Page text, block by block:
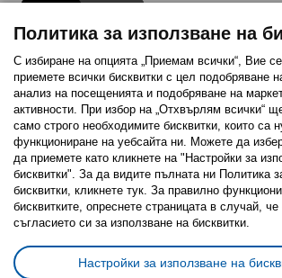
Последвайте ни:
FacebookTwitterYoutubePinterestInstagram
Политика за използване на бисквитки
Избор на настройки за използване на
Условия за ползване на ikea.bgОбща политика
Политика за използване на
С избиране на опцията „Приемам всички“, Вие
приемете всички бисквитки с цел подобряване
анализ на посещенията и подобряване на
активности. При избор на „Отхвърлям всички“
само строго необходимитe бисквитки, които са
функциониране на уебсайта ни. Можете да
да приемете като кликнете на "Настройки за
бисквитки". За да видите пълната ни Политика
бисквитки, кликнете тук. За правилно
бисквитките, опреснете страницата в случай, че
съгласието си за използване на бисквитки.
Настройки за използване на